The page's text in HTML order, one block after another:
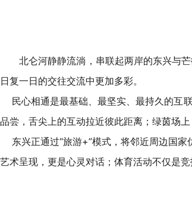
北仑河静静流淌，串联起两岸的东兴与
日复一日的交往交流中更加多彩。
民心相通是最基础、最坚实、最持久的互
品尝，舌尖上的互动拉近彼此距离；绿茵场
东兴正通过“旅游+”模式，将邻近周边国
艺术呈现，更是心灵对话；体育活动不仅是